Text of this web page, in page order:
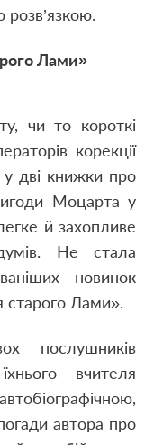
Лами»
чи то короткі
корекції
у дві книжки про
Моцарта у
й захопливе
Не стала
новинок
старого Лами».
послушників
вчителя
автора про